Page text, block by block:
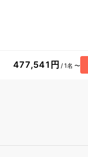
477,541円 / 1名 〜